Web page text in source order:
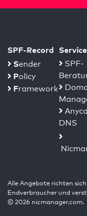
SPF-Record
Sender
Policy
Framework
Service
SPF-
DNS
Alle Angebote richten
Endverbraucher und
© 2026